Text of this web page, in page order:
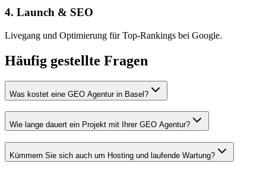
4. Launch & SEO
Livegang und Optimierung für Top-Rankings bei Google.
Häufig gestellte Fragen
Was kostet eine GEO Agentur in Basel?
Wie lange dauert ein Projekt mit Ihrer GEO Agentur?
Kümmern Sie sich auch um Hosting und laufende Wartung?